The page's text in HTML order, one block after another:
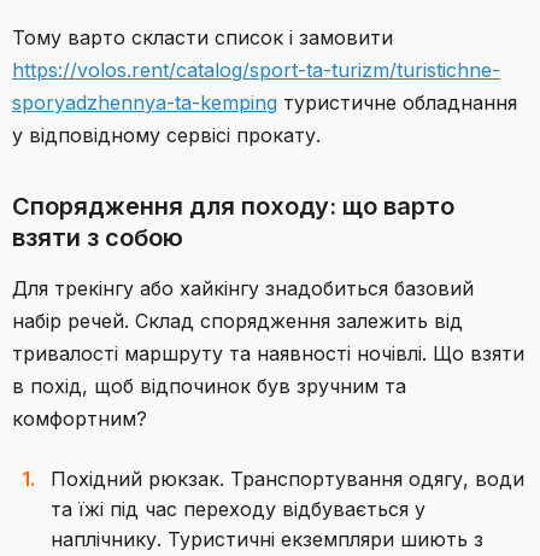
Тому варто скласти список і замовити
https://volos.rent/catalog/sport-ta-turizm/turistichne-
sporyadzhennya-ta-kemping туристичне обладнання
у відповідному сервісі прокату.
Спорядження для походу: що варто
взяти з собою
Для трекінгу або хайкінгу знадобиться базовий
набір речей. Склад спорядження залежить від
тривалості маршруту та наявності ночівлі. Що взяти
в похід, щоб відпочинок був зручним та
комфортним?
Похідний рюкзак. Транспортування одягу, води
та їжі під час переходу відбувається у
наплічнику. Туристичні екземпляри шиють з